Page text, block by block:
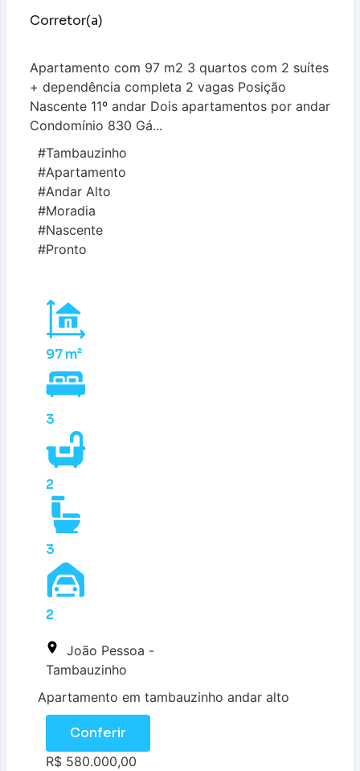
Corretor(a)
Apartamento com 97 m2 3 quartos com 2 suítes
+ dependência completa 2 vagas Posição
Nascente 11º andar Dois apartamentos por andar
Condomínio 830 Gá...
#Tambauzinho
#Apartamento
#Andar Alto
#Moradia
#Nascente
#Pronto
97 m²
3
2
3
2
João Pessoa -
Tambauzinho
Apartamento em tambauzinho andar alto
Conferir
R$ 580.000,00